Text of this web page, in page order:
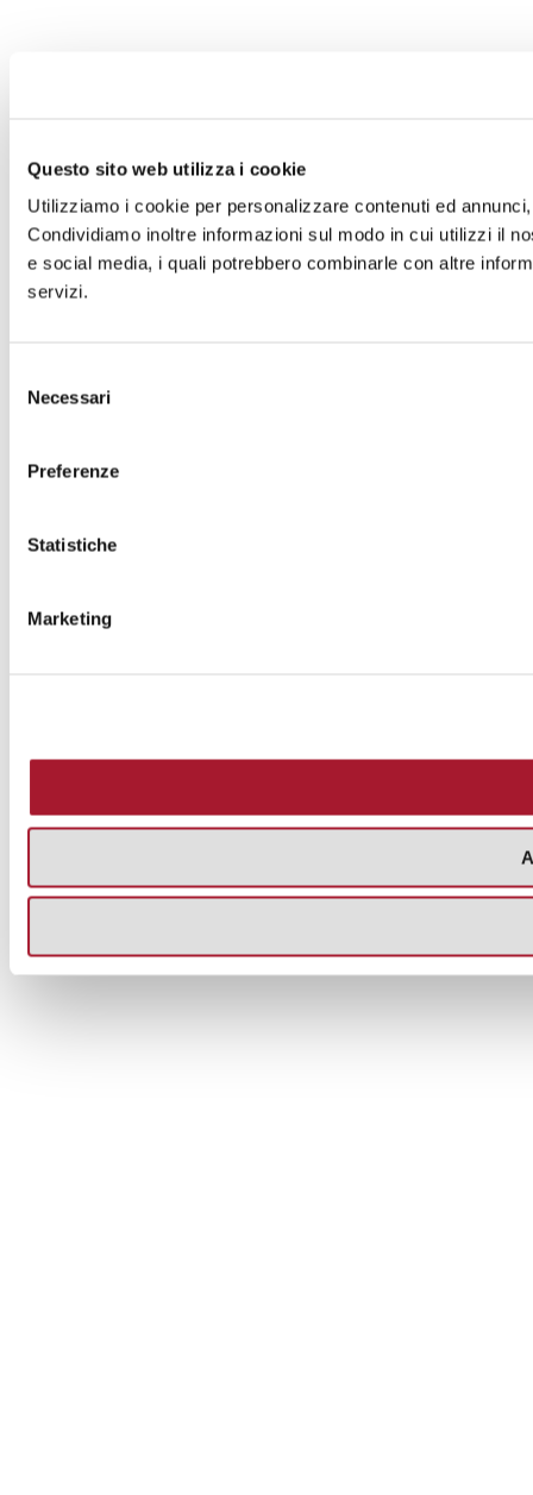
Questo sito web utilizza i cookie
Utilizziamo i cookie per personalizzare contenuti ed
Condividiamo inoltre informazioni sul modo in cui utilizzi il
e social media, i quali potrebbero combinarle con altre
servizi.
delNecessari
Preferenze
Statistiche
Marketing